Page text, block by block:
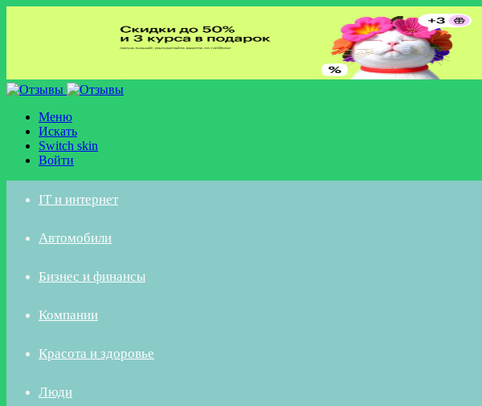
Меню
Искать
Switch skin
Войти
IT и интернет
Автомобили
Бизнес и финансы
Компании
Красота и здоровье
Люди